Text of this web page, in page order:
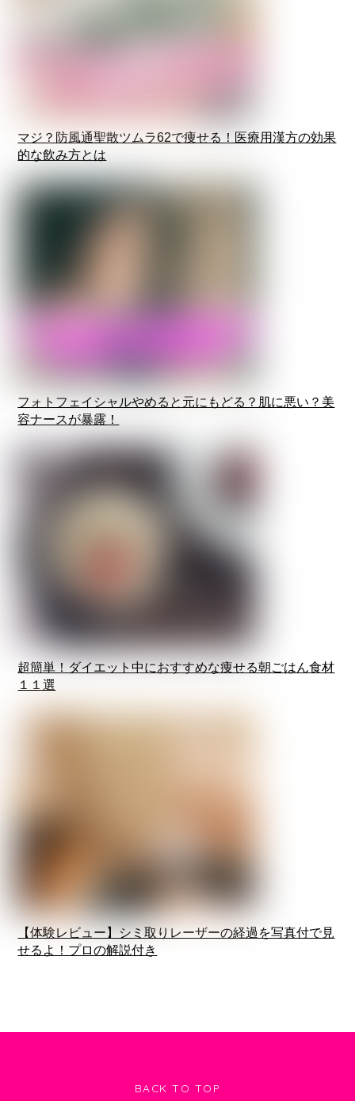
マジ？防風通聖散ツムラ62で痩せる！医療用漢方の効果
的な飲み方とは
フォトフェイシャルやめると元にもどる？肌に悪い？美
容ナースが暴露！
超簡単！ダイエット中におすすめな痩せる朝ごはん食材
１１選
【体験レビュー】シミ取りレーザーの経過を写真付で見
せるよ！プロの解説付き
BACK TO TOP